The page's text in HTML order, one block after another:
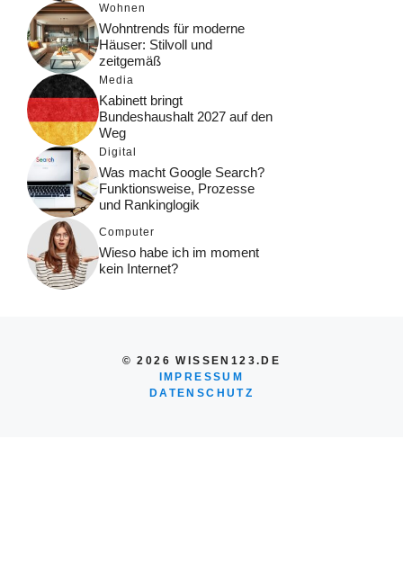
Wohnen
Wohntrends für moderne
Häuser: Stilvoll und
zeitgemäß
Media
Kabinett bringt
Bundeshaushalt 2027 auf den
Weg
Digital
Was macht Google Search?
Funktionsweise, Prozesse
und Rankinglogik
Computer
Wieso habe ich im moment
kein Internet?
© 2026 WISSEN123.DE
IMPRESSUM
DATENSCHUTZ